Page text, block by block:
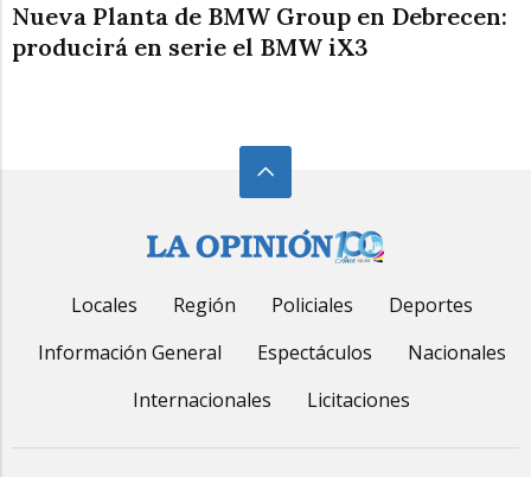
Nueva Planta de BMW Group en Debrecen:
producirá en serie el BMW iX3
Locales Región Policiales
Deportes
Información General
Espectáculos
Nacionales
Internacionales
Licitaciones